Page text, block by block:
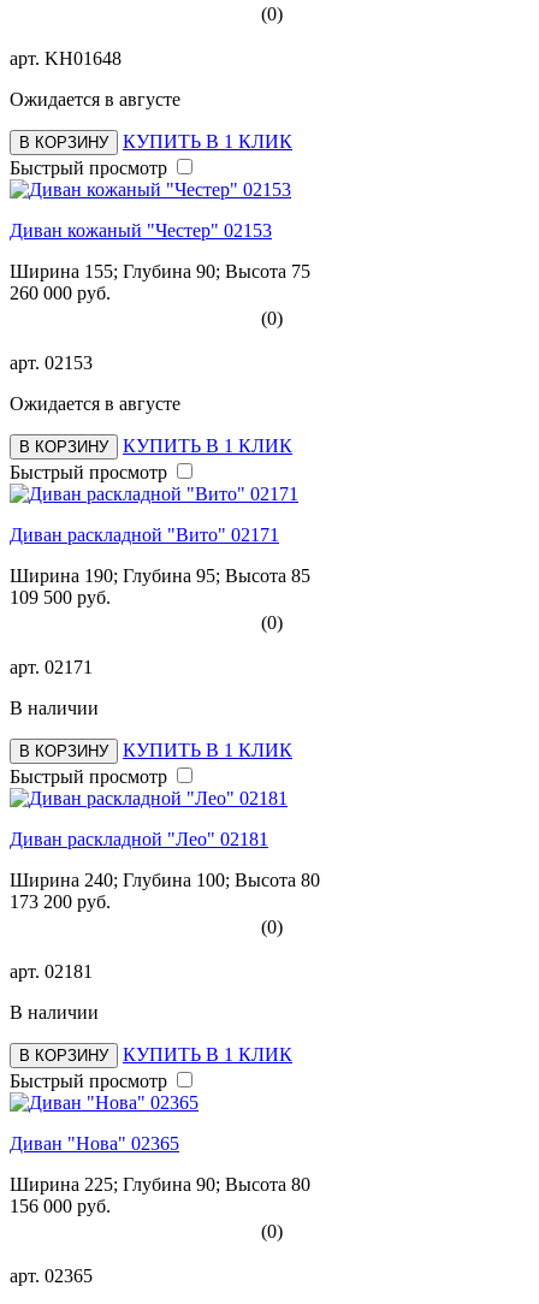
(0)
арт. KH01648
Ожидается в августе
В КОРЗИНУ
КУПИТЬ В 1 КЛИК
Быстрый просмотр
Диван кожаный "Честер" 02153
Ширина 155; Глубина 90; Высота 75
260 000 руб.
(0)
арт. 02153
Ожидается в августе
В КОРЗИНУ
КУПИТЬ В 1 КЛИК
Быстрый просмотр
Диван раскладной "Вито" 02171
Ширина 190; Глубина 95; Высота 85
109 500 руб.
(0)
арт. 02171
В наличии
В КОРЗИНУ
КУПИТЬ В 1 КЛИК
Быстрый просмотр
Диван раскладной "Лео" 02181
Ширина 240; Глубина 100; Высота 80
173 200 руб.
(0)
арт. 02181
В наличии
В КОРЗИНУ
КУПИТЬ В 1 КЛИК
Быстрый просмотр
Диван "Нова" 02365
Ширина 225; Глубина 90; Высота 80
156 000 руб.
(0)
арт. 02365